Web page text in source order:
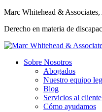
Marc Whitehead &
Derecho en materia de
Sobre Nosotros
Abogados
Nuestro equipo
Blog
Servicios al cliente
Cómo ayudamos